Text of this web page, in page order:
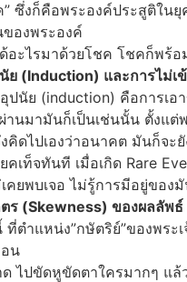
ซึ่งก็คือพระองค์ประสูติใน
องพระองค์
อะไรมาด้วยโชค โชคก็พร้
(Induction) และการไม่เข้
ปนัย (induction) คือการเอ
านมามันก็เป็นเช่นนั้น ตั้งแ
คิดไปเองว่าอนาคต มันก็จะ
คเท็จทันที เมื่อเกิด Rare
คยพบเจอ ไม่รู้การมีอยู่ของ
ร (Skewness) ของผลลัพธ์
ที่ตำแหน่ง”กษัตริย์”ของพร
น
ไปขัดหูขัดตาใครมากๆ แ